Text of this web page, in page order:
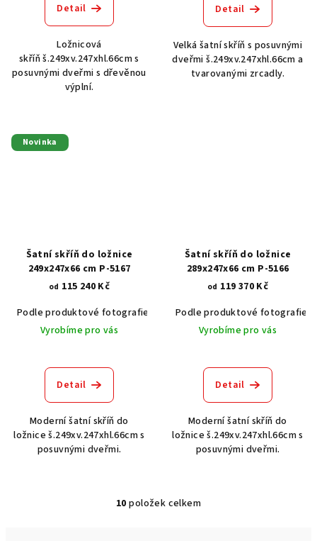
Detail
Ložnicová
skříň š.249xv.247xhl.66cm s
posuvnými dveřmi s dřevěnou
výplní.
Detail
Velká šatní skříň s posuvnými
dveřmi š.249xv.247xhl.66cm a
tvarovanými zrcadly.
Novinka
Šatní skříň do ložnice
249x247x66 cm P-5167
od 115 240 Kč
Podle produktové fotografie
Bílá Bílá s patinou BT9001-A6
Vyrobíme pro vás
Detail
Moderní šatní skříň do
ložnice š.249xv.247xhl.66cm s
posuvnými dveřmi.
Šatní skříň do ložnice
289x247x66 cm P-5166
od 119 370 Kč
Podle produktové fotografie
Vyrobíme pro vás
Detail
Moderní šatní skříň do
ložnice š.249xv.247xhl.66cm s
posuvnými dveřmi.
O
10 položek celkem